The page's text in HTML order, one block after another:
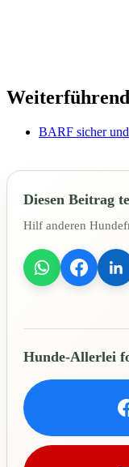
BARF sicher
Diesen Beitrag
Hilf anderen
Hunde-Allerlei